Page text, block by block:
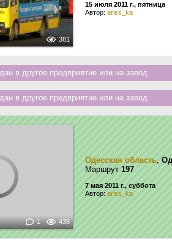
381
15 июля 2011 г., пятница
Автор: ariss_ka
в другое предприятие или на завод
в другое предприятие или на завод
1 438
Одесская область,
Маршрут 197
7 мая 2011 г., суббота
Автор: ariss_ka